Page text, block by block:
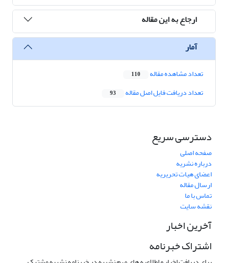
ارجاع به این مقاله
آمار
تعداد مشاهده مقاله 110
تعداد دریافت فایل اصل مقاله 93
دسترسی سریع
صفحه اصلی
درباره نشریه
اعضای هیات تحریریه
ارسال مقاله
تماس با ما
نقشه سایت
آخرین اخبار
اشتراک خبرنامه